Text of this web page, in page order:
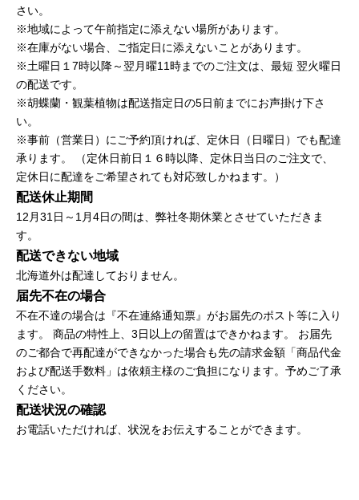
さい。
※地域によって午前指定に添えない場所があります。
※在庫がない場合、ご指定日に添えないことがあります。
※土曜日１7時以降～翌月曜11時までのご注文は、最短 翌火曜日
の配送です。
※胡蝶蘭・観葉植物は配送指定日の5日前までにお声掛け下さ
い。
※事前（営業日）にご予約頂ければ、定休日（日曜日）でも配達
承ります。
（定休日前日１６時以降、定休日当日のご注文で、
定休日に配達をご希望されても対応致しかねます。）
配送休止期間
12月31日～1月4日の間は、弊社冬期休業とさせていただきま
す。
配送できない地域
北海道外は配達しておりません。
届先不在の場合
不在不達の場合は『不在連絡通知票』がお届先のポスト等に入り
ます。
商品の特性上、3日以上の留置はできかねます。
お届先
のご都合で再配達ができなかった場合も先の請求金額「商品代金
および配送手数料」は依頼主様のご負担になります。予めご了承
ください。
配送状況の確認
お電話いただければ、状況をお伝えすることができます。